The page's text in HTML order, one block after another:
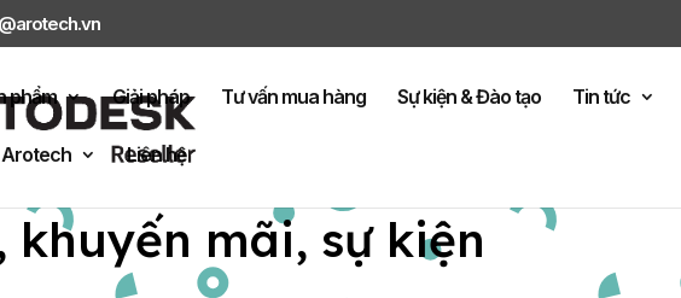
phẩm Giải pháp Tư vấn mua hàng Sự kiện & Đào tạo Tin tức
Liên hệ
khuyến mãi, sự kiện